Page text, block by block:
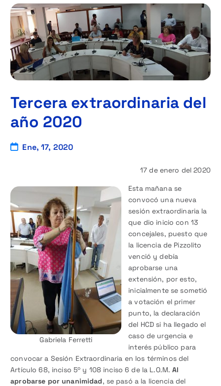
Tercera extraordinaria del
año 2020
Ene, 17, 2020
17 de enero del 2020
Gabriela Ferretti
Esta mañana se
convocó una nueva
sesión extraordinaria la
que dio inicio con 13
concejales, puesto que
la licencia de Pizzolito
venció y debía
aprobarse una
extensión, por esto,
inicialmente se sometió
a votación el primer
punto, la declaración
del HCD si ha llegado el
caso de urgencia e
interés público para
convocar a Sesión Extraordinaria en los términos del
Artículo 68, inciso 5º y 108 inciso 6 de la L.O.M.Al
aprobarse por unanimidad, se pasó a la licencia del